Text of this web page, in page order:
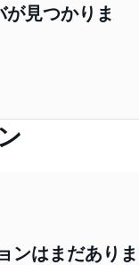
見つかりま
ンはまだありま